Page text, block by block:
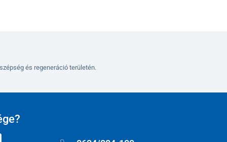
és regeneráció területén.